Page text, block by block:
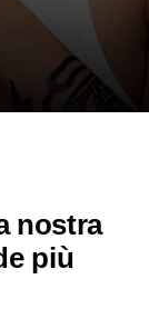
nostra
più